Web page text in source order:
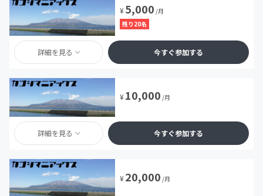
¥5,000 /月
残り20名
詳細を見る 今すぐ参加する
¥10,000 /月
詳細を見る 今すぐ参加する
¥20,000 /月